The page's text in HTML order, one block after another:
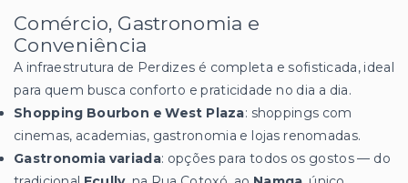
Comércio, Gastronomia e
Conveniência
A infraestrutura de Perdizes é completa e sofisticada, ideal
para quem busca conforto e praticidade no dia a dia.
Shopping Bourbon e West Plaza: shoppings com
cinemas, academias, gastronomia e lojas renomadas.
Gastronomia variada: opções para todos os gostos — do